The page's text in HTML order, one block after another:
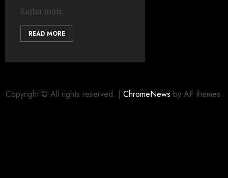
Saiba mais.
READ MORE
Copyright © All rights reserved. | ChromeNews by AF themes.